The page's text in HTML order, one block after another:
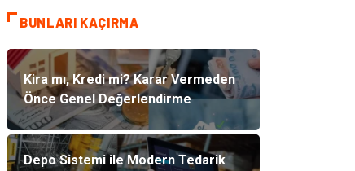
BUNLARI KAÇIRMA
Kira mı, Kredi mi? Karar Vermeden
Önce Genel Değerlendirme
Depo Sistemi ile Modern Tedarik